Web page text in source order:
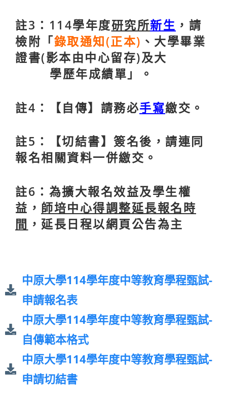
註3：114學年度研究所新生 ，請
檢附 「錄取通知(正本) 、大學畢業
證書(影本由中心留存)及大
學歷年成績單 」 。
註4： 【自傳】 請務必手寫繳交。
註5：
【切結書】簽名後，請連同
報名相關資料一併繳交。
註6： 為擴大報名效益及學生權
益， 師培中心得調整延長報名時
間 ，延長日程以網頁公告為主
中原大學114學年度中等教育學程甄試-
申請報名表
中原大學114學年度中等教育學程甄試-
自傳範本格式
中原大學114學年度中等教育學程甄試-
申請切結書